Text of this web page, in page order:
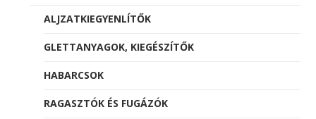
ALJZATKIEGYENLÍTŐK
GLETTANYAGOK, KIEGÉSZÍTŐK
HABARCSOK
RAGASZTÓK ÉS FUGÁZÓK